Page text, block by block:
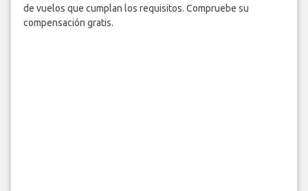
de vuelos que cumplan los requisitos. Compruebe su
compensación gratis.